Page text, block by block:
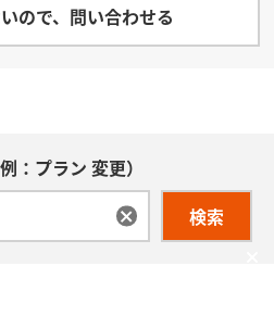
ので、問い合わせる
：プラン 変更）
検索